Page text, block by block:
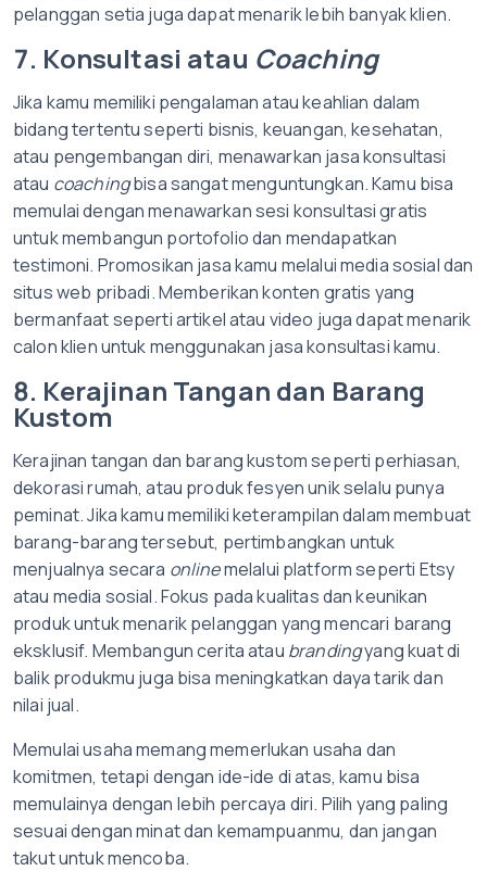
pelanggan setia juga dapat menarik lebih banyak klien.
7. Konsultasi atau Coaching
Jika kamu memiliki pengalaman atau keahlian dalam
bidang tertentu seperti bisnis, keuangan, kesehatan,
atau pengembangan diri, menawarkan jasa konsultasi
atau coachingbisa sangat menguntungkan. Kamu bisa
memulai dengan menawarkan sesi konsultasi gratis
untuk membangun portofolio dan mendapatkan
testimoni. Promosikan jasa kamu melalui media sosial dan
situs web pribadi. Memberikan konten gratis yang
bermanfaat seperti artikel atau video juga dapat menarik
calon klien untuk menggunakan jasa konsultasi kamu.
8. Kerajinan Tangan dan Barang
Kustom
Kerajinan tangan dan barang kustom seperti perhiasan,
dekorasi rumah, atau produk fesyen unik selalu punya
peminat. Jika kamu memiliki keterampilan dalam membuat
barang-barang tersebut, pertimbangkan untuk
menjualnya secara onlinemelalui platform seperti Etsy
atau media sosial. Fokus pada kualitas dan keunikan
produk untuk menarik pelanggan yang mencari barang
eksklusif. Membangun cerita atau brandingyang kuat di
balik produkmu juga bisa meningkatkan daya tarik dan
nilai jual.
Memulai usaha memang memerlukan usaha dan
komitmen, tetapi dengan ide-ide di atas, kamu bisa
memulainya dengan lebih percaya diri. Pilih yang paling
sesuai dengan minat dan kemampuanmu, dan jangan
takut untuk mencoba.